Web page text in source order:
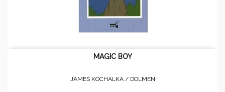
MAGIC BOY
JAMES KOCHALKA / DOLMEN